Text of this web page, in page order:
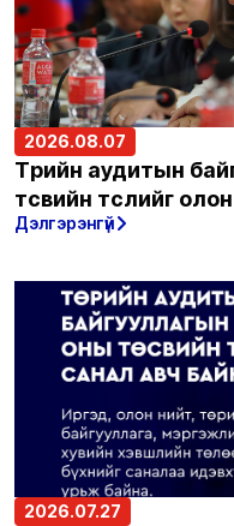
2026.08.07
Төрийн аудитын
төсвийн төслийг
Дэлгэрэнгүй
2026.07.27